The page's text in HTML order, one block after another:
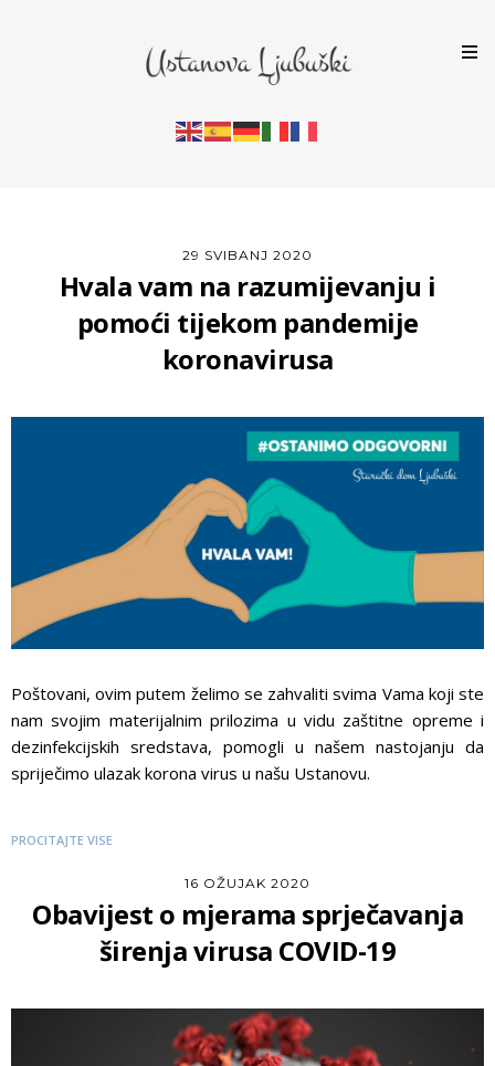
29 SVIBANJ 2020
Hvala vam na razumijevanju i
pomoći tijekom pandemije
koronavirusa
Poštovani, ovim putem želimo se zahvaliti svima Vama koji ste
nam svojim materijalnim prilozima u vidu zaštitne opreme i
dezinfekcijskih sredstava, pomogli u našem nastojanju da
spriječimo ulazak korona virus u našu Ustanovu.
PROCITAJTE VISE
16 OŽUJAK 2020
Obavijest o mjerama sprječavanja
širenja virusa COVID-19